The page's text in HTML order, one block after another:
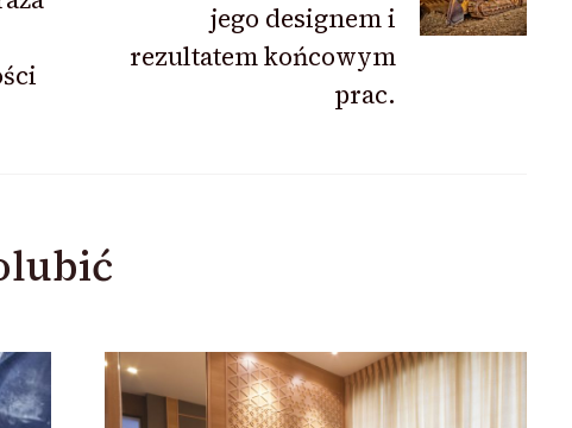
jego designem i
rezultatem końcowym
prac.